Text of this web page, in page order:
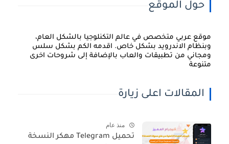
حول الموقع
موقع عربي متخصص في عالم التكنلوجيا بالشكل العام،
وبنظام الاندرويد بشكل خاص. اقدمه الكم بشكل سلس
ومجاني من تطبيقات والعاب بالإضافة إلى شروحات اخرى
متنوعة
المقالات اعلى زيارة
منذ عام
تحميل Telegram مهكر النسخة